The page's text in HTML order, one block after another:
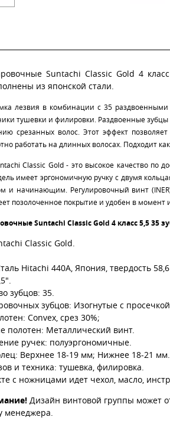
Suntachi Classic Gold 4
из японской стали.
лезвия в комбинации с 35
тушевки и филировки. Раздвоенные
срезанных волос. Этот эффект
работать на длинных волосах. Подходит
Classic Gold - это высокое качество по
имеет эргономичную ручку с двумя
и начинающим. Регулировочный винт
позолоченное покрытие и удобен в момент
Suntachi Classic Gold 4 класс 5,5 35
Classic Gold.
Hitachi 440А, Япония, твердость 58,6
зубцов: 35.
зубцов: Изогнутые с
Convex, срез 30%;
полотен: Металлический винт.
ручек: полуэргономичные.
Верхнее 18-19 мм; Нижнее 18-21 мм.
и техника: тушевка, филировка.
с ножницами идет чехол, масло,
Дизайн винтовой группы может
менеджера.